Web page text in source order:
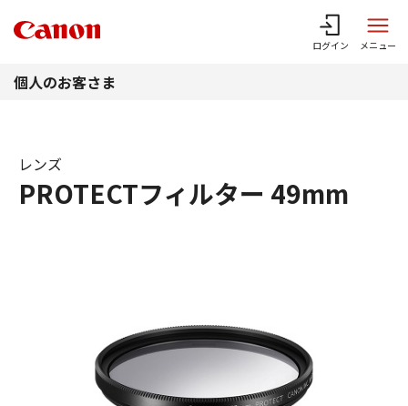
ログイン メニュー
個人のお客さま
PROTECTフィルター 49mm
レンズ